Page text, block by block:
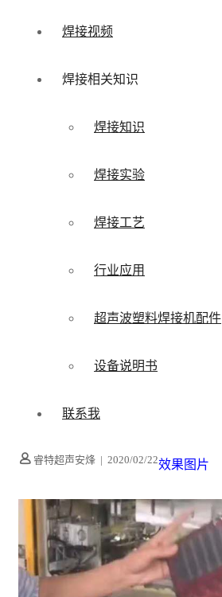
焊接视频
焊接相关知识
焊接知识
焊接实验
焊接工艺
行业应用
超声波塑料焊接机配件
设备说明书
联系我
睿特超声安烽 | 2020/02/22效果图片